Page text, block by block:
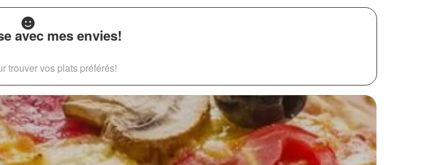
avec mes envies!
trouver vos plats préférés!